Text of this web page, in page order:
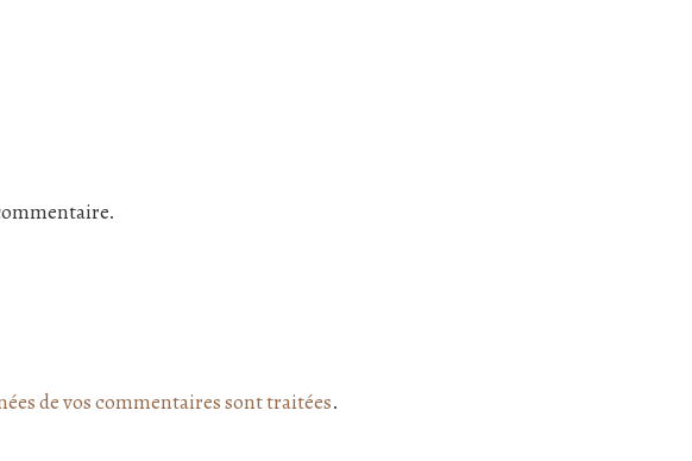
de vos commentaires sont traitées.